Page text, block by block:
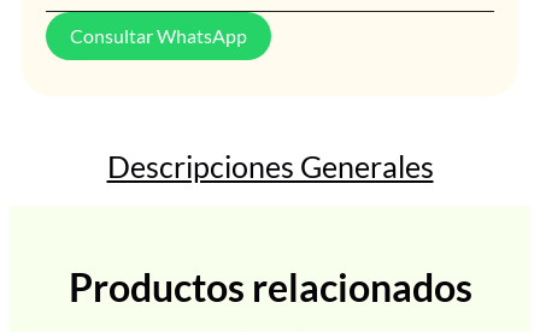
Consultar WhatsApp
Descripciones Generales
Productos relacionados